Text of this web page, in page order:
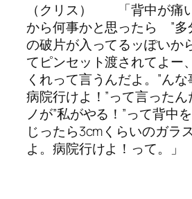
（クリス） 「背中が痛
から何事かと思ったら ”多
の破片が入ってるッぽいか
てピンセット渡されてよー
くれって言うんだよ。”んな
病院行けよ！”って言った
ノが”私がやる！”って背中
じったら3cmくらいのガラ
よ。病院行けよ！って。」